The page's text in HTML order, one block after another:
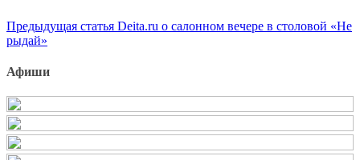
Продолжить
чтение
Предыдущая статья Deita.ru о салонном вечере в столовой «Не
рыдай»
Афиши